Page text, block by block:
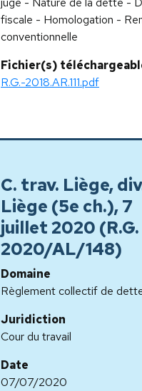
fiscale - Homologation -
conventionnelle
Fichier(s)
R.G.-2018.AR.111.pdf
C. trav. Liège,
Liège (5e ch.), 7
juillet 2020 (R.G.
2020/AL/148)
Domaine
Règlement collectif de
Juridiction
Cour du travail
Date
07/07/2020